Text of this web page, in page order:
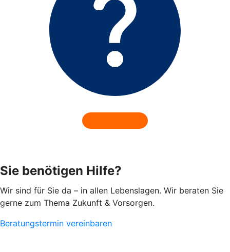
Sie benötigen Hilfe?
Wir sind für Sie da – in allen Lebenslagen. Wir beraten Sie
gerne zum Thema Zukunft & Vorsorgen.
Beratungstermin vereinbaren